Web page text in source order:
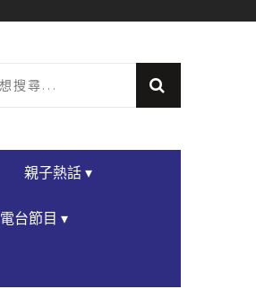
親子熱話 ▾
電台節目 ▾